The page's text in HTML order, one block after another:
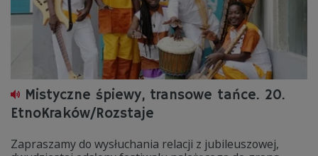
Mistyczne śpiewy, transowe tańce. 20.
EtnoKraków/Rozstaje
Zapraszamy do wysłuchania relacji z jubileuszowej,